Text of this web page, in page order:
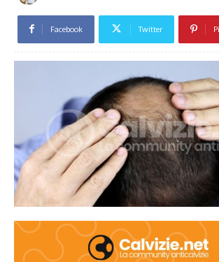
Facebook Twitter